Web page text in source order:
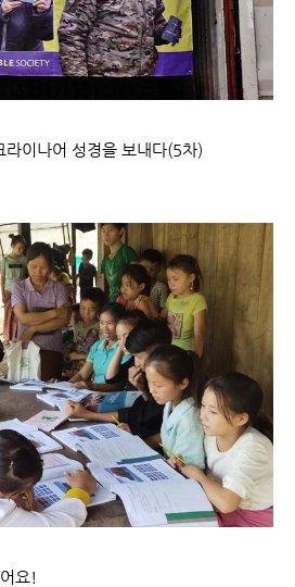
이나어 성경을 보내다(5차)
요!